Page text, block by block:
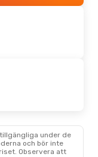
under de
och bör inte
Observera att